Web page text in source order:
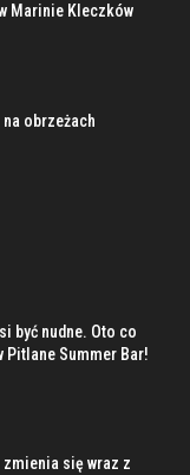
Marinie Kleczków
obrzeżach
być nudne. Oto co
Pitlane Summer Bar!
się wraz z